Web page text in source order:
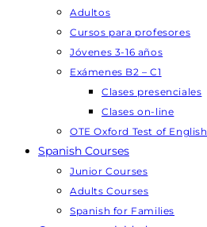
Adultos
Cursos para profesores
Jóvenes 3-16 años
Exámenes B2 – C1
Clases presenciales
Clases on-line
OTE Oxford Test of English
Spanish Courses
Junior Courses
Adults Courses
Spanish for Families